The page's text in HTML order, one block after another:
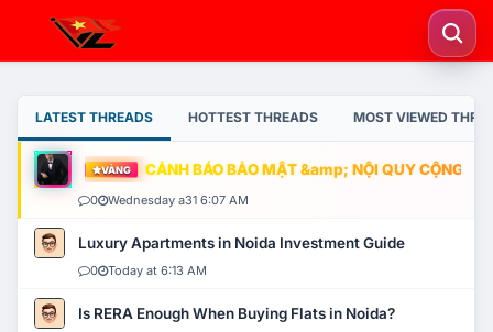
LATEST THREADS HOTTEST THREADS MOST VIEWED
VÀNG CẢNH BÁO BẢO MẬT &amp; NỘI QUY CỘNG
0 Wednesday a31 6:07 AM
Luxury Apartments in Noida Investment Guide
0 Today at 6:13 AM
Is RERA Enough When Buying Flats in Noida?